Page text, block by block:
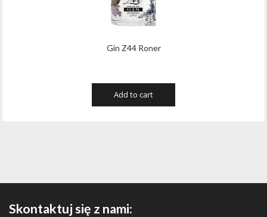
Gin Z44 Roner
Add to cart
Skontaktuj się z nami: